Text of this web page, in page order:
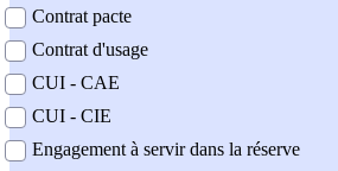
Contrat pacte
Contrat d'usage
CUI - CAE
CUI - CIE
Engagement à servir dans la réserve